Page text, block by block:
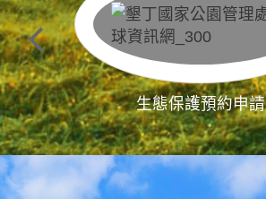
生態保護預約申請